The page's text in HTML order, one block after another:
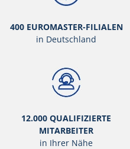
400 EUROMASTER-FILIALEN
in Deutschland
12.000 QUALIFIZIERTE
MITARBEITER
in Ihrer Nähe